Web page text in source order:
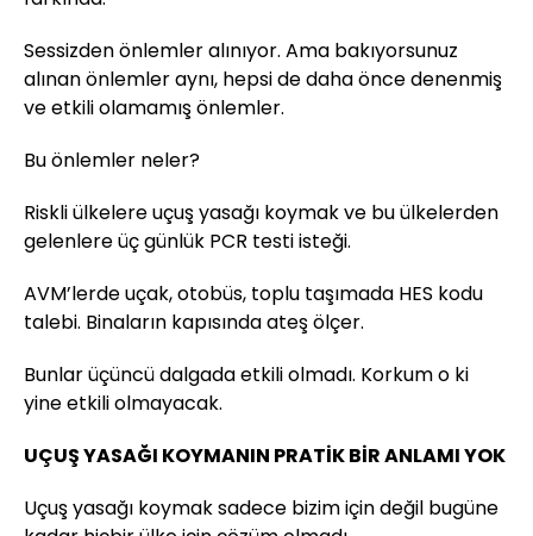
Sessizden önlemler alınıyor. Ama bakıyorsunuz
alınan önlemler aynı, hepsi de daha önce denenmiş
ve etkili olamamış önlemler.
Bu önlemler neler?
Riskli ülkelere uçuş yasağı koymak ve bu ülkelerden
gelenlere üç günlük PCR testi isteği.
AVM’lerde uçak, otobüs, toplu taşımada HES kodu
talebi. Binaların kapısında ateş ölçer.
Bunlar üçüncü dalgada etkili olmadı. Korkum o ki
yine etkili olmayacak.
UÇUŞ YASAĞI KOYMANIN PRATİK BİR ANLAMI YOK
Uçuş yasağı koymak sadece bizim için değil bugüne